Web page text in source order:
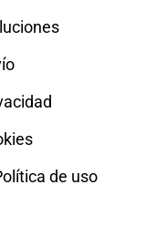
de uso